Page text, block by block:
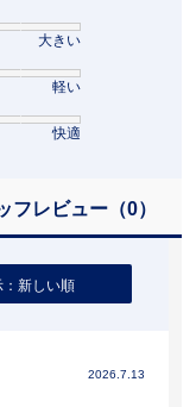
大きい
軽い
快適
フレビュー（0）
：新しい順
2026.7.13